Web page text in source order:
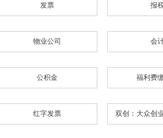
发票 报
物业公司 会
公积金 福利费
红字发票 双创：大众创